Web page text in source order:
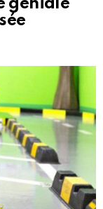
géniale